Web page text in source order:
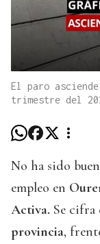
El paro
trimestre del
No ha sido
empleo en
Activa. Se cifra
provincia,